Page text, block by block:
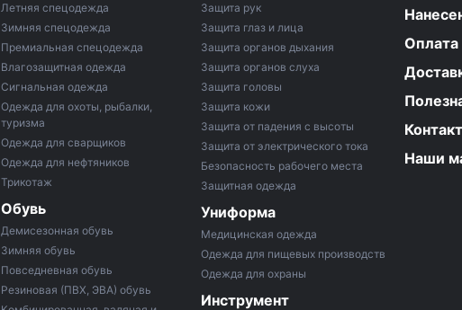
Летняя спецодежда
Зимняя спецодежда
Премиальная спецодежда
Влагозащитная одежда
Сигнальная одежда
Одежда для охоты, рыбалки,
туризма
Одежда для сварщиков
Одежда для нефтяников
Трикотаж
Обувь
Демисезонная обувь
Зимняя обувь
Повседневная обувь
Резиновая (ПВХ, ЭВА) обувь
Защита рук
Защита глаз и лица
Защита органов дыхания
Защита органов слуха
Защита головы
Защита кожи
Защита от падения с высоты
Защита от электрического тока
Безопасность рабочего места
Защитная одежда
Униформа
Медицинская одежда
Одежда для пищевых производств
Одежда для охраны
Инструмент
Оплата
Наши